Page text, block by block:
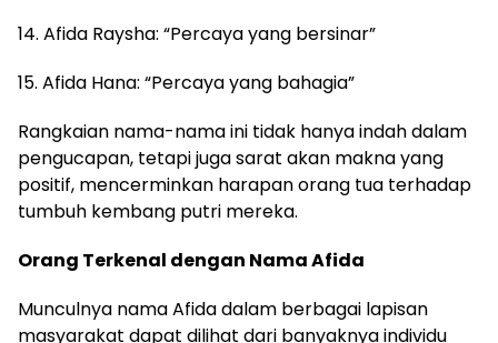
14. Afida Raysha: “Percaya yang bersinar”
15. Afida Hana: “Percaya yang bahagia”
Rangkaian nama-nama ini tidak hanya indah dalam
pengucapan, tetapi juga sarat akan makna yang
positif, mencerminkan harapan orang tua terhadap
tumbuh kembang putri mereka.
Orang Terkenal dengan Nama Afida
Munculnya nama Afida dalam berbagai lapisan
masyarakat dapat dilihat dari banyaknya individu